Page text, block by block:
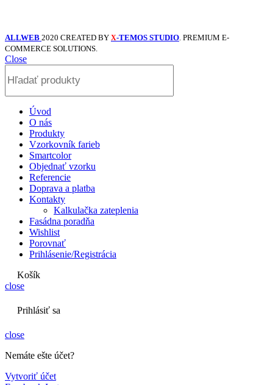
ALLWEB 2020 CREATED BY X-TEMOS STUDIO . PREMIUM E-
COMMERCE SOLUTIONS.
Close
Úvod
O nás
Produkty
Vzorkovník farieb
Smartcolor
Objednať vzorku
Referencie
Doprava a platba
Kontakty
Kalkulačka zateplenia
Fasádna poradňa
Wishlist
Porovnať
Prihlásenie/Registrácia
Košík
close
Prihlásiť sa
close
Nemáte ešte účet?
Vytvoriť účet